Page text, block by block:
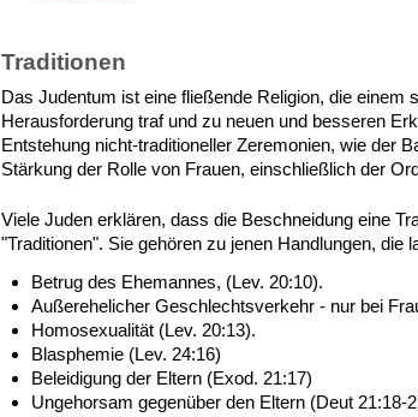
Traditionen
Das Judentum ist eine fließende Religion, die einem
Herausforderung traf und zu neuen und besseren
Entstehung nicht-traditioneller Zeremonien, wie der
Stärkung der Rolle von Frauen, einschließlich der
Viele Juden erklären, dass die Beschneidung eine
"Traditionen". Sie gehören zu jenen Handlungen, die
Betrug des Ehemannes, (Lev. 20:10).
Außerehelicher Geschlechtsverkehr - nur bei
Homosexualität (Lev. 20:13).
Blasphemie (Lev. 24:16)
Beleidigung der Eltern (Exod. 21:17)
Ungehorsam gegenüber den Eltern (Deut 21:18-